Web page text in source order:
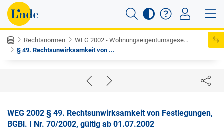
Rechtsnormen
WEG 2002 - Wohnungseigentumsgese...
§ 49. Rechtsunwirksamkeit von ...
WEG 2002 § 49. Rechtsunwirksamkeit von Festlegungen,
BGBl. I Nr. 70/2002, gültig ab 01.07.2002